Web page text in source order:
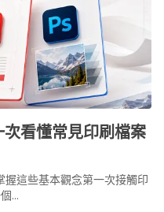
看懂常見印刷檔案
握這些基本觀念第一次接觸印
...